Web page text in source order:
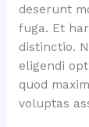
deserunt
fuga. Et
distinctio.
eligendi
quod
voluptas